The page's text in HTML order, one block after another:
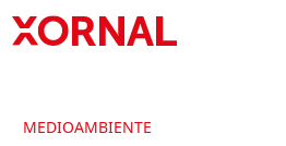
MEDIOAMBIENTE